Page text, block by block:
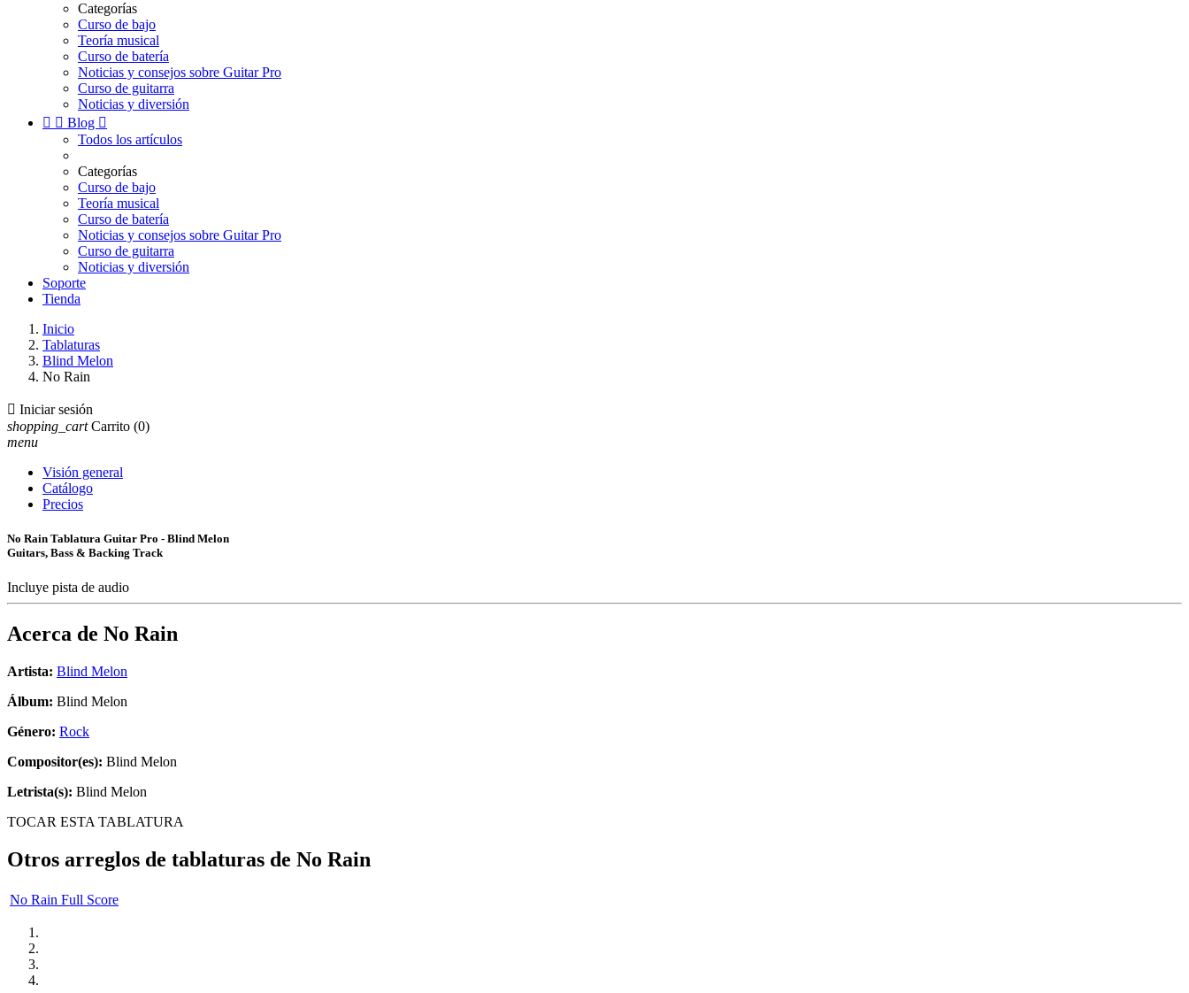
Categorías
Curso de bajo
Teoría musical
Curso de batería
Noticias y consejos sobre Guitar Pro
Curso de guitarra
Noticias y diversión
  Blog 
Todos los artículos
Categorías
Curso de bajo
Teoría musical
Curso de batería
Noticias y consejos sobre Guitar Pro
Curso de guitarra
Noticias y diversión
Soporte
Tienda
Inicio
Tablaturas
Blind Melon
No Rain
 Iniciar sesión
shopping_cart Carrito (0)
menu
Visión general
Catálogo
Precios
No Rain Tablatura Guitar Pro - Blind Melon
Guitars, Bass & Backing Track
Incluye pista de audio
Acerca de No Rain
Artista: Blind Melon
Álbum: Blind Melon
Género: Rock
Compositor(es): Blind Melon
Letrista(s): Blind Melon
TOCAR ESTA TABLATURA
Otros arreglos de tablaturas de No Rain
No Rain Full Score